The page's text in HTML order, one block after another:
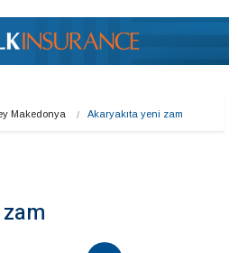
Makedonya Akaryakıta yeni zam